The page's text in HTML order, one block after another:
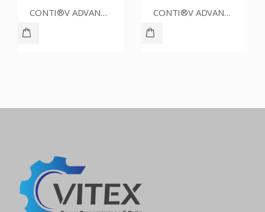
CONTI®V ADVANCE SPZ1250CR CONTI®V ADVANCE SPZ1587CR